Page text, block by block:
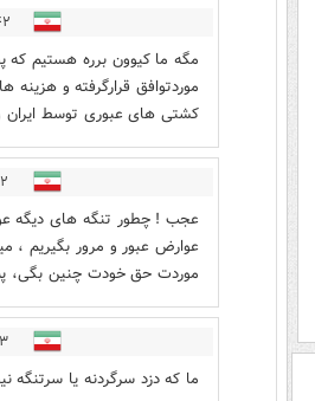
مگه ما کیوون برره هستیم که
موردتوافق قرارگرفته و
کشتی های عبوری توسط ایران
عجب ! چطور تنگه های دیگه
عوارض عبور و مرور بگیریم
موردت حق خودت چنین بگی،
ما که دزد سرگردنه یا سرتنگه